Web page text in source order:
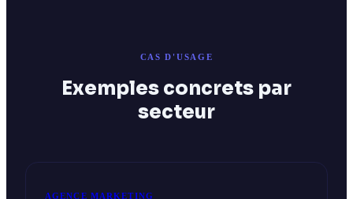
CAS D'USAGE
Exemples concrets par
secteur
AGENCE MARKETING